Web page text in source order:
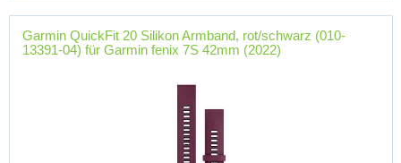
Garmin QuickFit 20 Silikon Armband, rot/schwarz (010-
13391-04) für Garmin fenix 7S 42mm (2022)